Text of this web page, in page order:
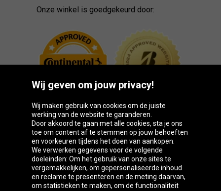
Onze winkel is goedgekeurd door:
Oponeo-groep
Česká
Deutschland Éire España
Wij geven om jouw privacy!
Wij maken gebruik van cookies om de juiste
werking van de website te garanderen.
Door akkoord te gaan met alle cookies, sta je ons
toe om content af te stemmen op jouw behoeften
en voorkeuren tijdens het doen van aankopen.
We verwerken gegevens voor de volgende
doeleinden: Om het gebruik van onze sites te
vergemakkelijken, om gepersonaliseerde inhoud
en reclame te presenteren en de meting daarvan,
om statistieken te maken, om de functionaliteit